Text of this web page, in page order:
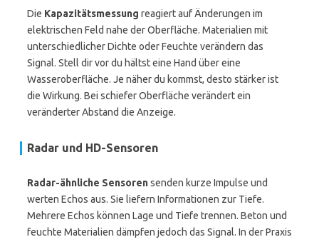
Die Kapazitätsmessung reagiert auf Änderungen im
elektrischen Feld nahe der Oberfläche. Materialien mit
unterschiedlicher Dichte oder Feuchte verändern das
Signal. Stell dir vor du hältst eine Hand über eine
Wasseroberfläche. Je näher du kommst, desto stärker ist
die Wirkung. Bei schiefer Oberfläche verändert ein
veränderter Abstand die Anzeige.
Radar und HD-Sensoren
Radar-ähnliche Sensorensenden kurze Impulse und
werten Echos aus. Sie liefern Informationen zur Tiefe.
Mehrere Echos können Lage und Tiefe trennen. Beton und
feuchte Materialien dämpfen jedoch das Signal. In der Praxis